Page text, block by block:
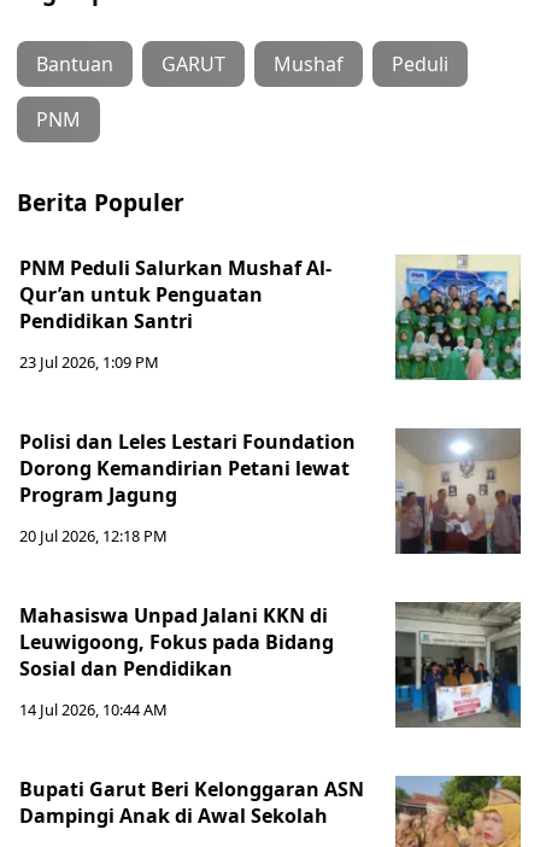
Bantuan GARUT Mushaf Peduli
PNM
Berita Populer
PNM Peduli Salurkan Mushaf Al-
Qur’an untuk Penguatan
Pendidikan Santri
23 Jul 2026, 1:09 PM
Polisi dan Leles Lestari Foundation
Dorong Kemandirian Petani lewat
Program Jagung
20 Jul 2026, 12:18 PM
Mahasiswa Unpad Jalani KKN di
Leuwigoong, Fokus pada Bidang
Sosial dan Pendidikan
14 Jul 2026, 10:44 AM
Bupati Garut Beri Kelonggaran ASN
Dampingi Anak di Awal Sekolah